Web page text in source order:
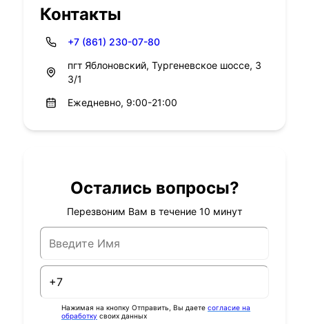
Контакты
+7 (861) 230-07-80
пгт Яблоновский, Тургеневское шоссе, 3
3/1
Ежедневно, 9:00-21:00
Остались вопросы?
Перезвоним Вам в течение 10 минут
Нажимая на кнопку Отправить, Вы даете согласие на
обработку своих данных